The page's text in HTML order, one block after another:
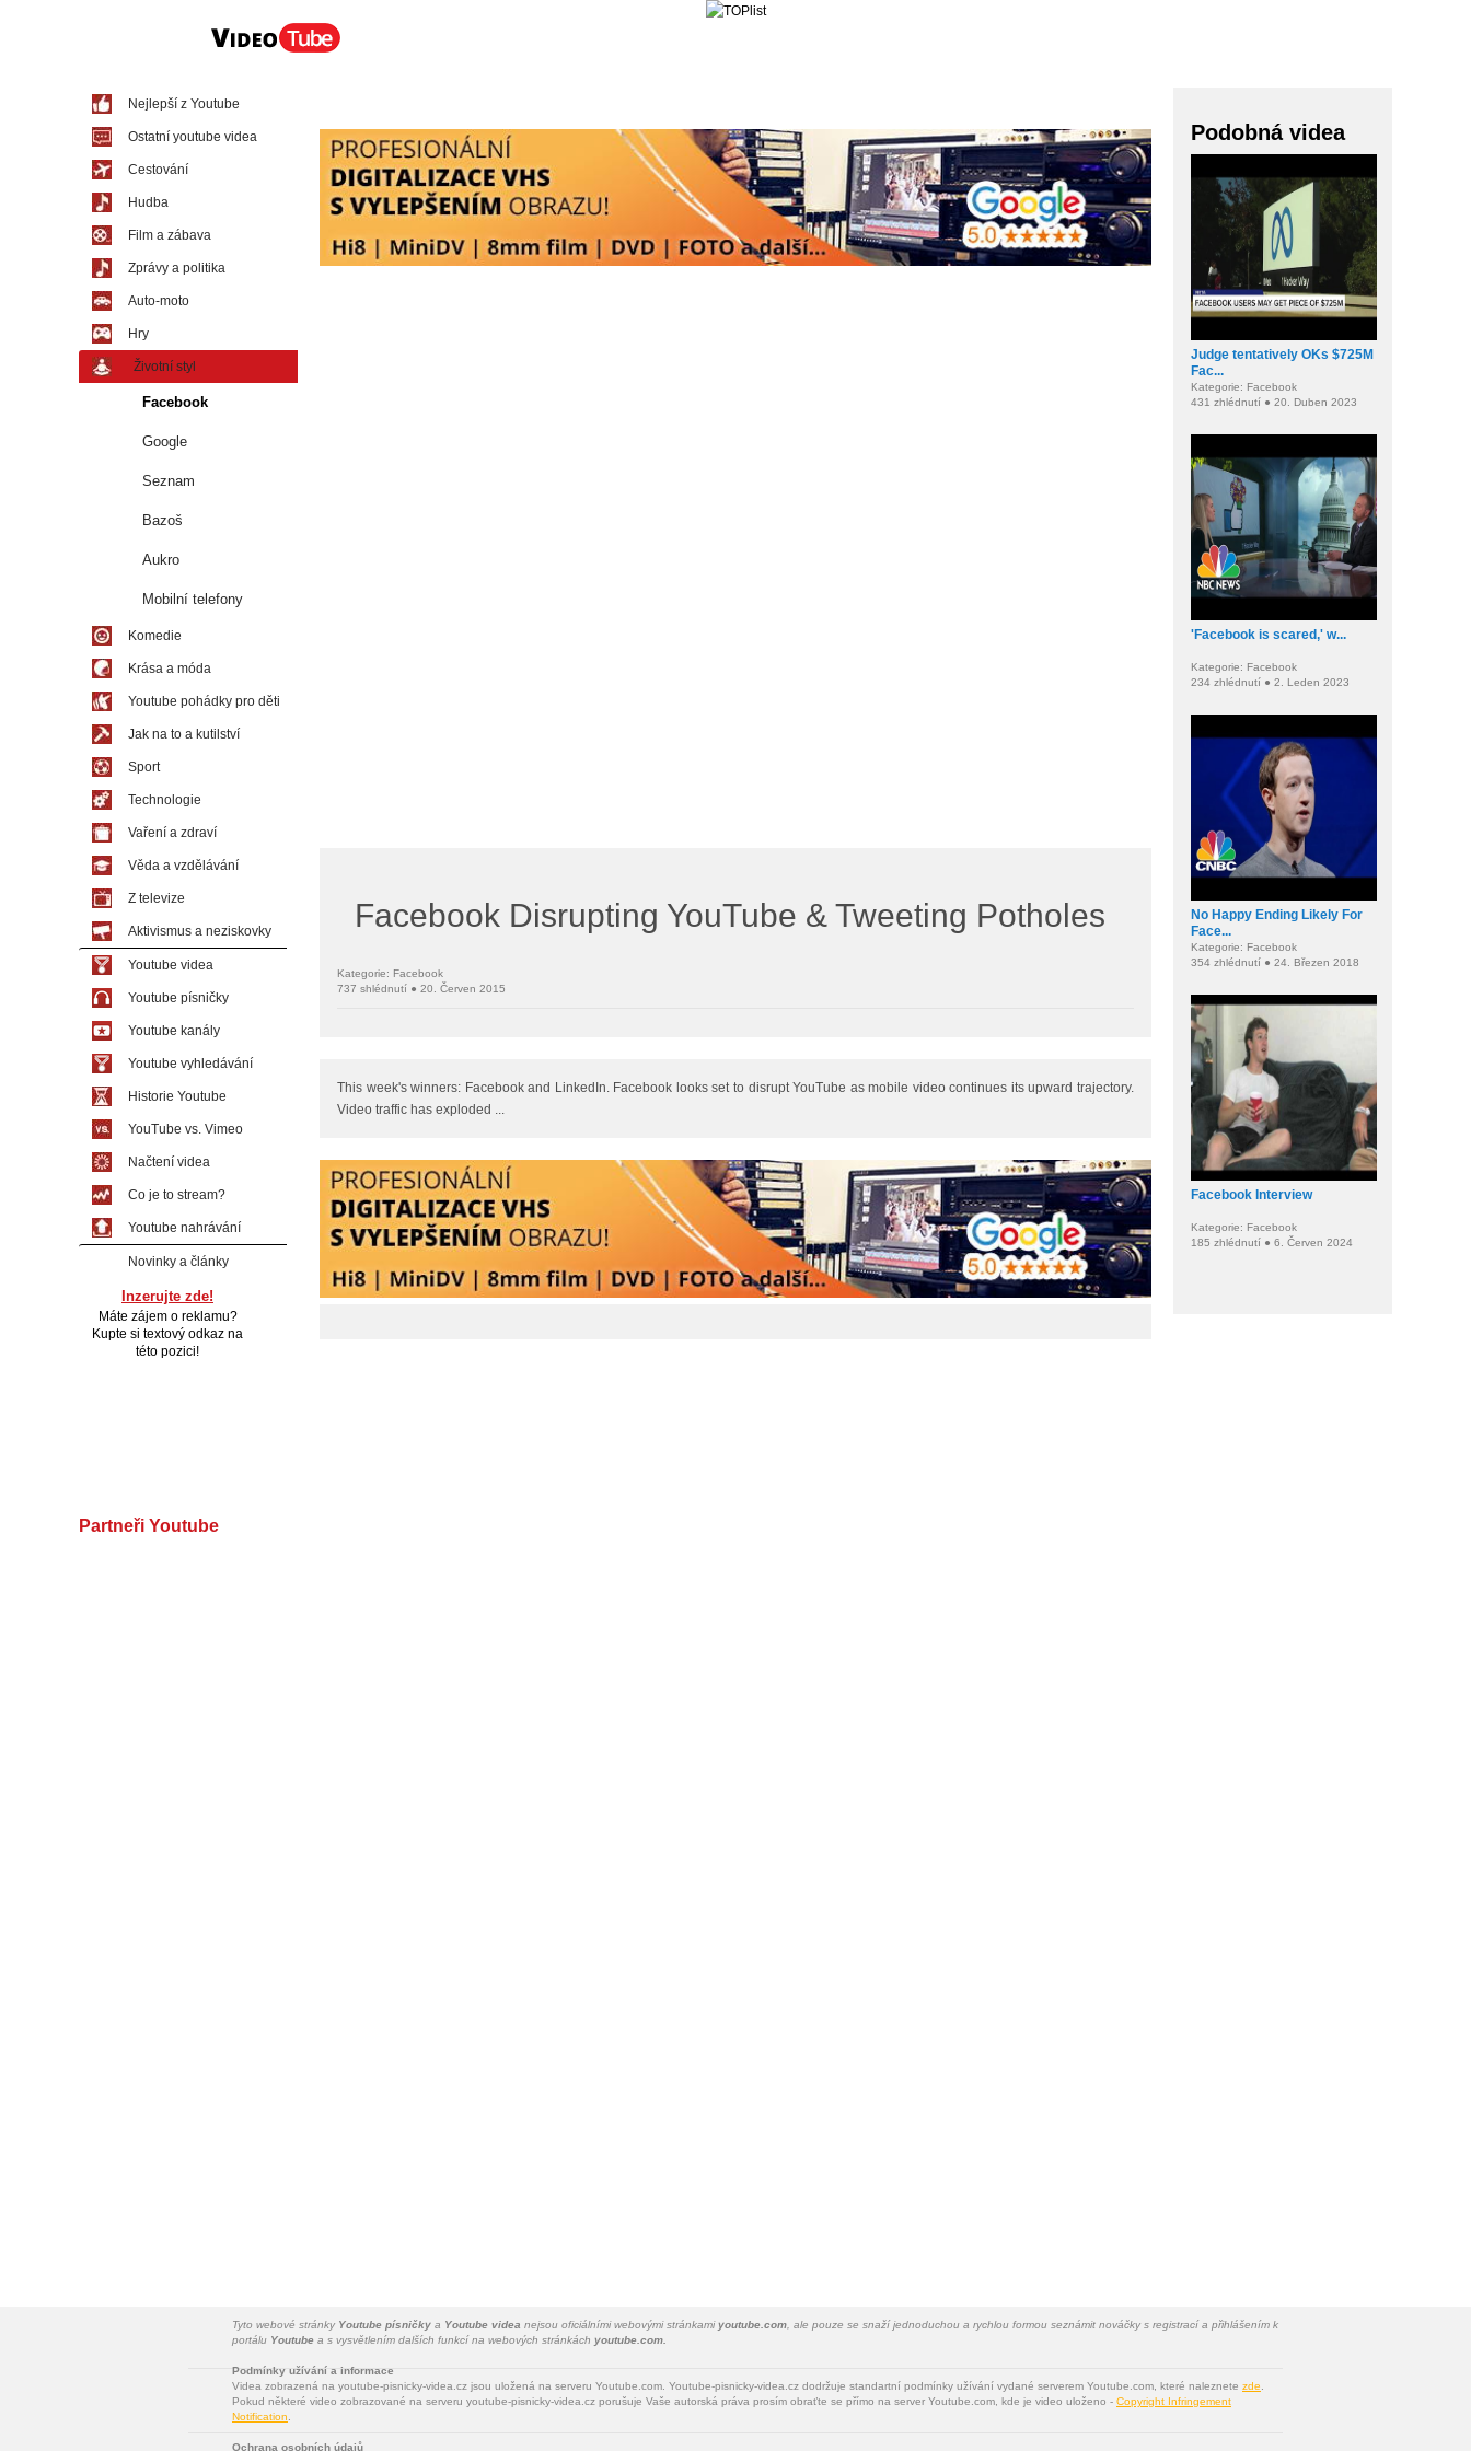
Facebook Disrupting YouTube & Tweeting Potholes
Kategorie: Facebook
737 shlédnutí ● 20. Červen 2015
This week's winners: Facebook and LinkedIn. Facebook looks set to disrupt YouTube as mobile video continues its upward trajectory.
Video traffic has exploded ...
Podobná videa
Judge tentatively OKs $725M
Fac...
Kategorie: Facebook
431 zhlédnutí ● 20. Duben 2023
'Facebook is scared,' w...
Kategorie: Facebook
234 zhlédnutí ● 2. Leden 2023
No Happy Ending Likely For
Face...
Kategorie: Facebook
354 zhlédnutí ● 24. Březen 2018
Facebook Interview
Kategorie: Facebook
185 zhlédnutí ● 6. Červen 2024
Nejlepší z Youtube
Ostatní youtube videa
Cestování
Hudba
Film a zábava
Zprávy a politika
Auto-moto
Hry
Životní styl
Facebook
Google
Seznam
Bazoš
Aukro
Mobilní telefony
Komedie
Krása a móda
Youtube pohádky pro děti
Jak na to a kutilství
Sport
Technologie
Vaření a zdraví
Věda a vzdělávání
Z televize
Aktivismus a neziskovky
Youtube videa
Youtube písničky
Youtube kanály
Youtube vyhledávání
Historie Youtube
YouTube vs. Vimeo
Načtení videa
Co je to stream?
Youtube nahrávání
Novinky a články
Inzerujte zde!
Máte zájem o reklamu?
Kupte si textový odkaz na
této pozici!
Partneři Youtube
Tyto webové stránky Youtube písničky a Youtube videa nejsou oficiálními webovými stránkamiyoutube.com , ale pouze se snaží jednoduchou a rychlou formou seznámit nováčky s registrací a přihlášením k
portálu Youtube a s vysvětlením dalších funkcí na webových stránkách youtube.com.
Podmínky užívání a informace
Videa zobrazená na youtube-pisnicky-videa.cz jsou uložená na serveru Youtube.com. Youtube-pisnicky-videa.cz dodržuje standartní podmínky užívání vydané serverem Youtube.com, které naleznete zde
Pokud některé video zobrazované na serveru youtube-pisnicky-videa.cz porušuje Vaše autorská práva prosím obraťte se přímo na server Youtube.com, kde je video uloženo - Copyright Infringement
Notification
Ochrana osobních údajů